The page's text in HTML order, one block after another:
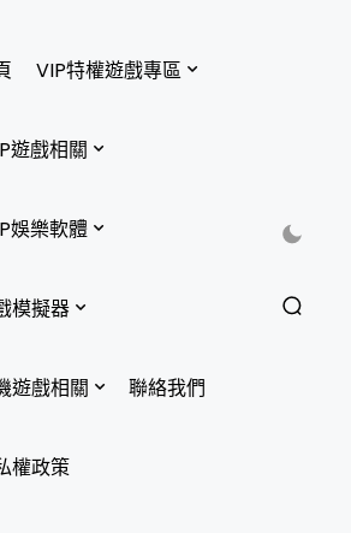
VIP特權遊戲專區
遊戲相關
娛樂軟體
模擬器
遊戲相關 聯絡我們
權政策